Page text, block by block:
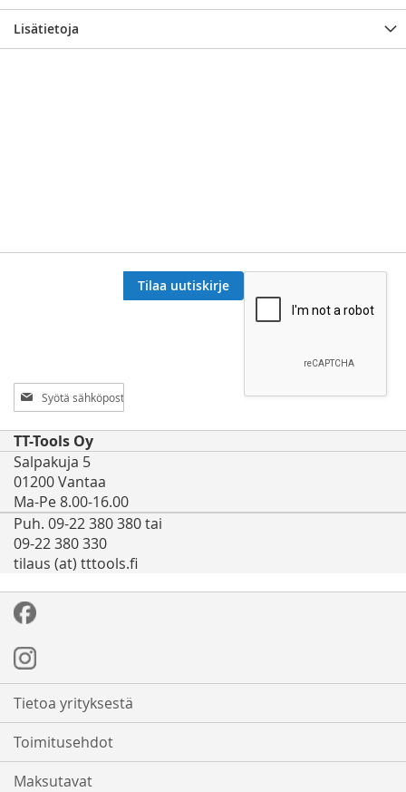
Lisätietoja
Tilaa
uutiskirjeemme:
Tilaa uutiskirje
TT-Tools Oy
Salpakuja 5
01200 Vantaa
Ma-Pe 8.00-16.00
Puh. 09-22 380 380 tai
09-22 380 330
tilaus (at) tttools.fi
Tietoa yrityksestä
Toimitusehdot
Maksutavat